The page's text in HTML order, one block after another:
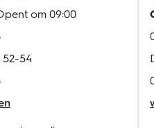
om 09:00
52-54